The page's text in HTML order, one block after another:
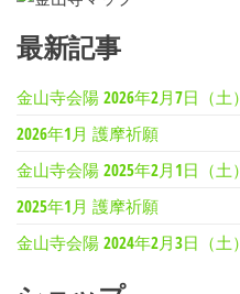
最新記事
金山寺会陽 2026年2月7日（土）
2026年1月 護摩祈願
金山寺会陽 2025年2月1日（土）
2025年1月 護摩祈願
金山寺会陽 2024年2月3日（土）